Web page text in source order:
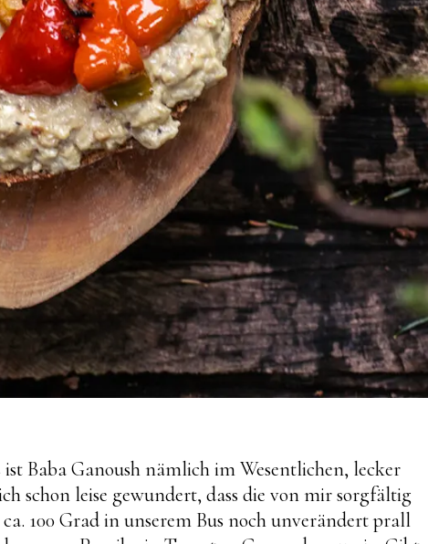
Baba Ganoush nämlich im Wesentlichen, lecker
schon leise gewundert, dass die von mir sorgfältig
100 Grad in unserem Bus noch unverändert prall